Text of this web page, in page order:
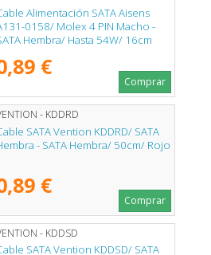
Alimentación SATA Aisens
0158/ Molex 4 PIN Macho -
Hembra/ Hasta 54W/ 16cm
€
Comprar
- KDDRD
SATA Vention KDDRD/ SATA
- SATA Hembra/ 50cm/ Rojo
€
Comprar
- KDDSD
SATA Vention KDDSD/ SATA